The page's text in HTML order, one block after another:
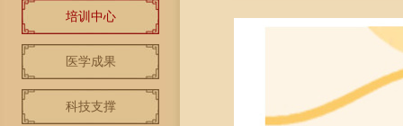
培训中心
医学成果
科技支撑